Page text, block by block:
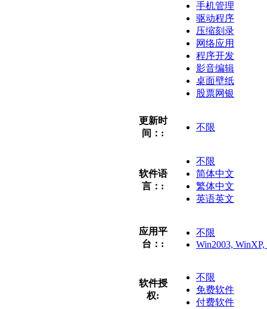
手机管理
驱动程序
压缩刻录
网络应用
程序开发
影音编辑
桌面壁纸
股票网银
更新时
间：:
不限
软件语
言：:
不限
简体中文
繁体中文
英语英文
应用平
台：:
不限
Win2003,
软件授
权:
不限
免费软件
付费软件